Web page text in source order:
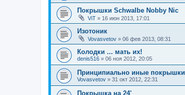
Покрышки Schwalbe Nobby Nic
ViT » 16 июн 2013, 17:01
Изотоник
Vovasvetov » 06 фев 2013, 08:31
Колодки ... мать их!
denis516 » 06 ноя 2012, 20:05
Принципиально иные покрышки
Vovasvetov » 31 окт 2012, 22:31
Покрышка на 24'